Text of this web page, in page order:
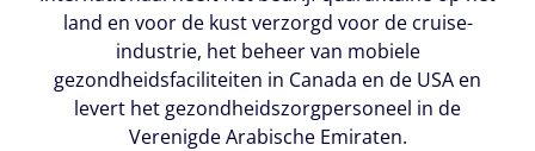
land en voor de kust verzorgd voor de cruise-
industrie, het beheer van mobiele
gezondheidsfaciliteiten in Canada en de USA en
levert het gezondheidszorgpersoneel in de
Verenigde Arabische Emiraten.